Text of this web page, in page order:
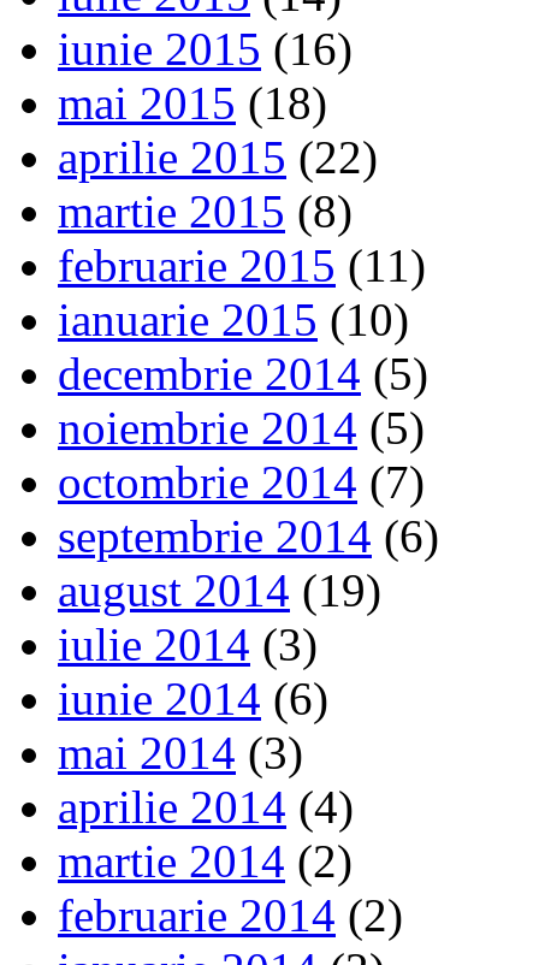
iunie 2015 (16)
mai 2015 (18)
aprilie 2015 (22)
martie 2015 (8)
februarie 2015 (11)
ianuarie 2015 (10)
decembrie 2014 (5)
noiembrie 2014 (5)
octombrie 2014 (7)
septembrie 2014 (6)
august 2014 (19)
iulie 2014 (3)
iunie 2014 (6)
mai 2014 (3)
aprilie 2014 (4)
martie 2014 (2)
februarie 2014 (2)